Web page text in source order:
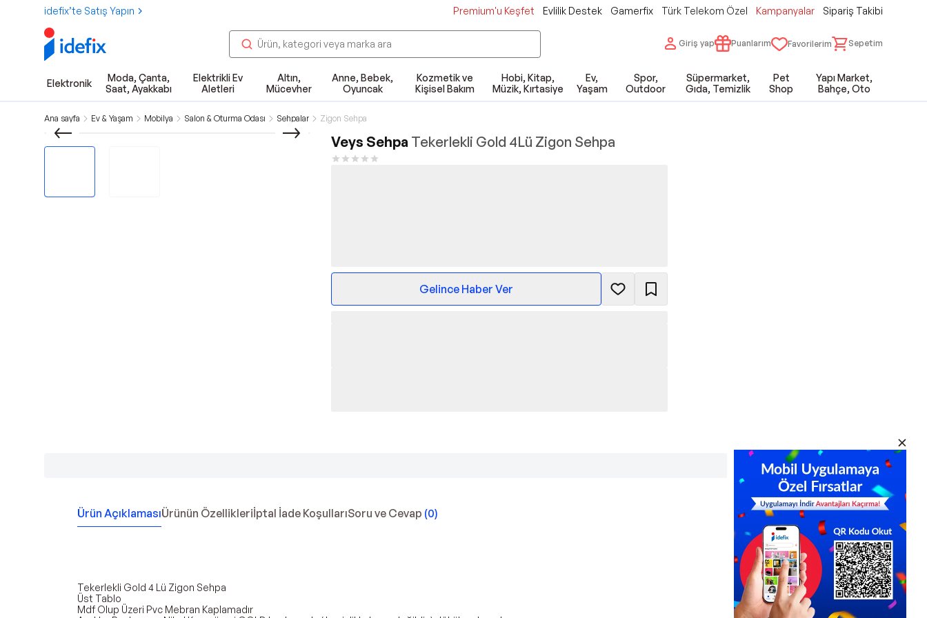
idefix’te Satış Yapın Premium'u Keşfet Evlilik Destek Gamerfix Türk Telekom Özel Kampanyalar Sipariş Takibi
Giriş yap Puanlarım Favorilerim Sepetim
Elektronik
Moda, Çanta,
Saat, Ayakkabı
Elektrikli Ev
Aletleri
Altın,
Mücevher
Anne, Bebek,
Oyuncak
Kozmetik ve
Kişisel Bakım
Hobi, Kitap,
Müzik, Kırtasiye
Ev,
Yaşam
Spor,
Outdoor
Süpermarket,
Gıda, Temizlik
Pet
Shop
Yapı Market,
Bahçe, Oto
Ana sayfa Ev & Yaşam Mobilya Salon & Oturma Odası Sehpalar Zigon Sehpa
Veys Sehpa Tekerlekli Gold 4Lü Zigon Sehpa
Gelince Haber Ver
Ürün AçıklamasıÜrünün Özellikleriİptal İade KoşullarıSoru ve Cevap (0)
Tekerlekli Gold 4 Lü Zigon Sehpa
Üst Tablo
Mdf Olup Üzeri Pvc Mebran Kaplamadır